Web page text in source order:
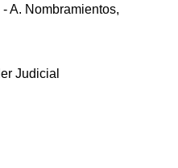
- A. Nombramientos,
Judicial